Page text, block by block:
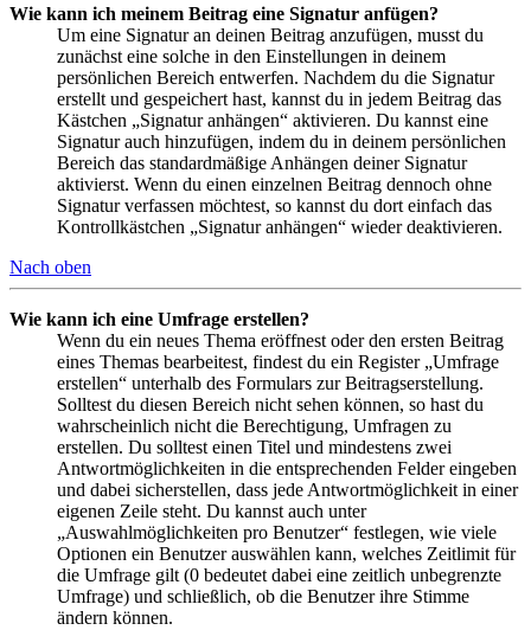
Wie kann ich meinem Beitrag eine Signatur anfügen?
Um eine Signatur an deinen Beitrag anzufügen, musst du
zunächst eine solche in den Einstellungen in deinem
persönlichen Bereich entwerfen. Nachdem du die Signatur
erstellt und gespeichert hast, kannst du in jedem Beitrag das
Kästchen „Signatur anhängen“ aktivieren. Du kannst eine
Signatur auch hinzufügen, indem du in deinem persönlichen
Bereich das standardmäßige Anhängen deiner Signatur
aktivierst. Wenn du einen einzelnen Beitrag dennoch ohne
Signatur verfassen möchtest, so kannst du dort einfach das
Kontrollkästchen „Signatur anhängen“ wieder deaktivieren.
Nach oben
Wie kann ich eine Umfrage erstellen?
Wenn du ein neues Thema eröffnest oder den ersten Beitrag
eines Themas bearbeitest, findest du ein Register „Umfrage
erstellen“ unterhalb des Formulars zur Beitragserstellung.
Solltest du diesen Bereich nicht sehen können, so hast du
wahrscheinlich nicht die Berechtigung, Umfragen zu
erstellen. Du solltest einen Titel und mindestens zwei
Antwortmöglichkeiten in die entsprechenden Felder eingeben
und dabei sicherstellen, dass jede Antwortmöglichkeit in einer
eigenen Zeile steht. Du kannst auch unter
„Auswahlmöglichkeiten pro Benutzer“ festlegen, wie viele
Optionen ein Benutzer auswählen kann, welches Zeitlimit für
die Umfrage gilt (0 bedeutet dabei eine zeitlich unbegrenzte
Umfrage) und schließlich, ob die Benutzer ihre Stimme
ändern können.